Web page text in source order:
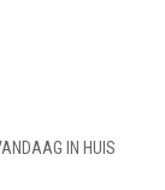
IN HUIS